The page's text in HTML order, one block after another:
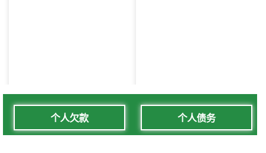
个人欠款 个人债务